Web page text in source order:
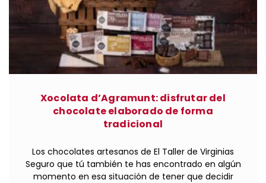
Xocolata d’Agramunt: disfrutar del
chocolate elaborado de forma
tradicional
Los chocolates artesanos de El Taller de Virginias
Seguro que tú también te has encontrado en algún
momento en esa situación de tener que decidir